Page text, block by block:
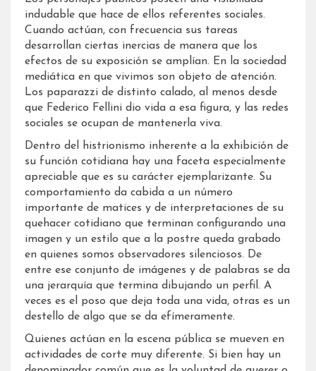
indudable que hace de ellos referentes sociales.
Cuando actúan, con frecuencia sus tareas
desarrollan ciertas inercias de manera que los
efectos de su exposición se amplían. En la sociedad
mediática en que vivimos son objeto de atención.
Los paparazzi de distinto calado, al menos desde
que Federico Fellini dio vida a esa figura, y las redes
sociales se ocupan de mantenerla viva.
Dentro del histrionismo inherente a la exhibición de
su función cotidiana hay una faceta especialmente
apreciable que es su carácter ejemplarizante. Su
comportamiento da cabida a un número
importante de matices y de interpretaciones de su
quehacer cotidiano que terminan configurando una
imagen y un estilo que a la postre queda grabado
en quienes somos observadores silenciosos. De
entre ese conjunto de imágenes y de palabras se da
una jerarquía que termina dibujando un perfil. A
veces es el poso que deja toda una vida, otras es un
destello de algo que se da efímeramente.
Quienes actúan en la escena pública se mueven en
actividades de corte muy diferente. Si bien hay un